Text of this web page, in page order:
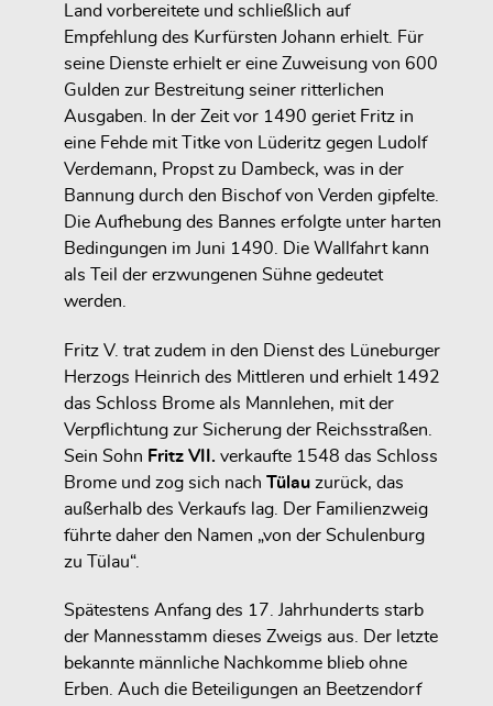
Land vorbereitete und schließlich auf
Empfehlung des Kurfürsten Johann erhielt. Für
seine Dienste erhielt er eine Zuweisung von 600
Gulden zur Bestreitung seiner ritterlichen
Ausgaben. In der Zeit vor 1490 geriet Fritz in
eine Fehde mit Titke von Lüderitz gegen Ludolf
Verdemann, Propst zu Dambeck, was in der
Bannung durch den Bischof von Verden gipfelte.
Die Aufhebung des Bannes erfolgte unter harten
Bedingungen im Juni 1490. Die Wallfahrt kann
als Teil der erzwungenen Sühne gedeutet
werden.
Fritz V. trat zudem in den Dienst des Lüneburger
Herzogs Heinrich des Mittleren und erhielt 1492
das Schloss Brome als Mannlehen, mit der
Verpflichtung zur Sicherung der Reichsstraßen.
Sein Sohn Fritz VII. verkaufte 1548 das Schloss
Brome und zog sich nach Tülau zurück, das
außerhalb des Verkaufs lag. Der Familienzweig
führte daher den Namen „von der Schulenburg
zu Tülau“.
Spätestens Anfang des 17. Jahrhunderts starb
der Mannesstamm dieses Zweigs aus. Der letzte
bekannte männliche Nachkomme blieb ohne
Erben. Auch die Beteiligungen an Beetzendorf